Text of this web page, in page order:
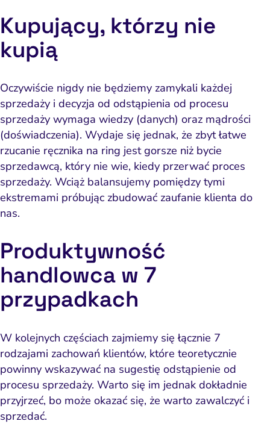
Zacznij od
i budowanie popytu
i pozycjonowanie
Strona i konwersja
Pomiar i atrybucja
CRM i obsługa leadów
Ryzyko i zgodność
Wybierz
Analityka i atrybucja
i kontrola ryzyka
Content marketing
E-mail marketing
HubSpot
automation i CRM
konwersji
Pozycjonowanie marki
PPC i kampanie płatne
media marketing
internetowe i landing
page
Widoczność lokalna
Outsourcing IT
Software House
Napraw utratę
Napraw
Napraw
Kupujący, którzy nie
kupią
Oczywiście nigdy nie będziemy zamykali każdej
sprzedaży i decyzja od odstąpienia od procesu
sprzedaży wymaga wiedzy (danych) oraz mądrości
(doświadczenia). Wydaje się jednak, że zbyt łatwe
rzucanie ręcznika na ring jest gorsze niż bycie
sprzedawcą, który nie wie, kiedy przerwać proces
sprzedaży. Wciąż balansujemy pomiędzy tymi
ekstremami próbując zbudować zaufanie klienta do
nas.
Produktywność
handlowca w 7
przypadkach
W kolejnych częściach zajmiemy się łącznie 7
rodzajami zachowań klientów, które teoretycznie
powinny wskazywać na sugestię odstąpienie od
procesu sprzedaży. Warto się im jednak dokładnie
przyjrzeć, bo może okazać się, że warto zawalczyć i
sprzedać.